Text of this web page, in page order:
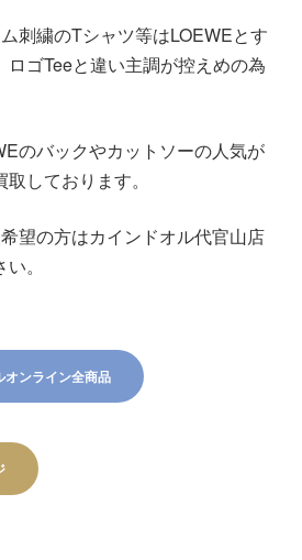
刺繍のTシャツ等はLOEWEとす
ロゴTeeと違い主調が控えめの為
のバックやカットソーの人気が
しております。
望の方はカインドオル代官山店
。
ンライン全商品​